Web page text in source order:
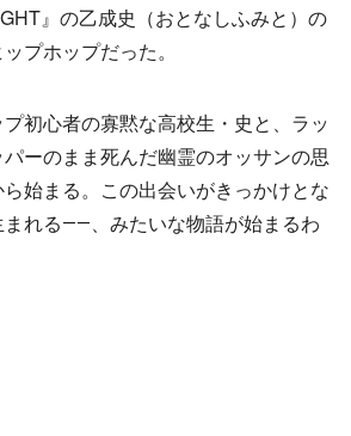
』の乙成史（おとなしふみと）の
プホップだった。
初心者の寡黙な高校生・史と、ラッ
ーのまま死んだ幽霊のオッサンの思
始まる。この出会いがきっかけとな
まれる――、みたいな物語が始まるわ